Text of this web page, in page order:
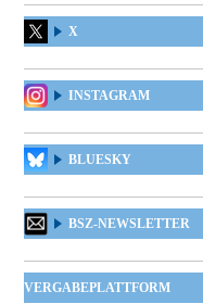
X
INSTAGRAM
BLUESKY
BSZ-NEWSLETTER
VERGABEPLATTFORM